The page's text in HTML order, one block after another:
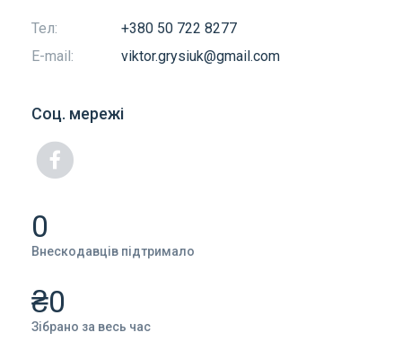
Тел:
+380 50 722 8277
E-mail:
viktor.grysiuk@gmail.com
Соц. мережі
0
Внескодавців підтримало
₴0
Зібрано за весь час